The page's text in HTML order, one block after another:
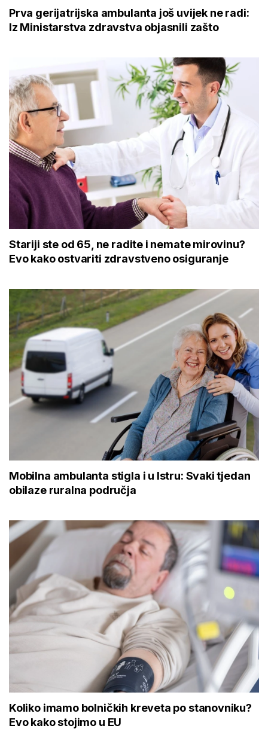
Prva gerijatrijska ambulanta još uvijek ne radi:
Iz Ministarstva zdravstva objasnili zašto
Stariji ste od 65, ne radite i nemate mirovinu?
Evo kako ostvariti zdravstveno osiguranje
Mobilna ambulanta stigla i u Istru: Svaki tjedan
obilaze ruralna područja
Koliko imamo bolničkih kreveta po stanovniku?
Evo kako stojimo u EU